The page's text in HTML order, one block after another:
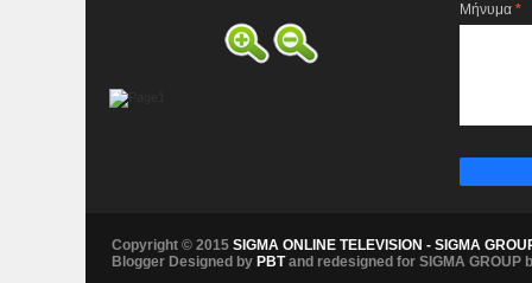
Μήνυμα *
Copyright © 2015 SIGMA ONLINE TELEVISION - SIGMA
Blogger Designed by PBTand redesigned for SIGMA GROUP